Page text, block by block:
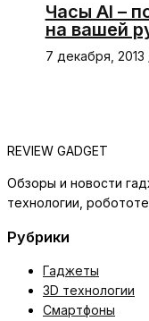
Часы AI –
на вашей
7 декабря, 2013
REVIEW GADGET
Обзоры и новости
технологии,
Рубрики
Гаджеты
3D технологии
Смартфоны